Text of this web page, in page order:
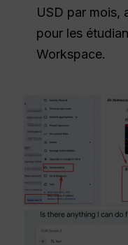
USD par mois,
pour les
Workspace.